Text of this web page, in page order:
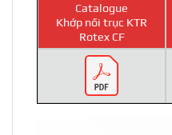
Catalogue
Khớp nối trục KTR
Rotex CF